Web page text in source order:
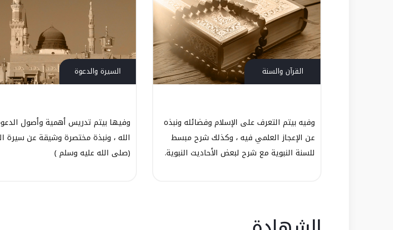
القرآن والسنة
وفيه بيتم التعرف على الإسلام وفضائله ونبذه
عن الإعجاز العلمي فيه ، وكذلك شرح مبسط
للسنة النبوية مع شرح لبعض الأحاديث النبوية.
السيرة والدعوة
وفيها بيتم تدريس أهمية وأصول
الله ، ونبذة مختصرة وشيقة عن سيرة
(صلى الله عليه وسلم )